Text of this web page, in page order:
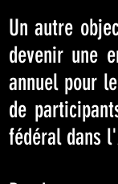
Un autre
devenir une
annuel pour
de
fédéral dans